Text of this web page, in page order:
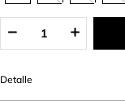
Detalle